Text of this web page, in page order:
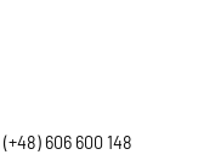
(+48) 606 600 148